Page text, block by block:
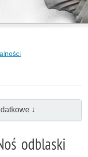
↓
odblaski